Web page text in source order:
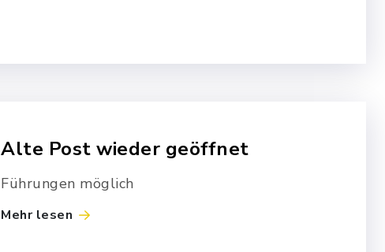
Alte Post wieder geöffnet
Führungen möglich
Mehr lesen